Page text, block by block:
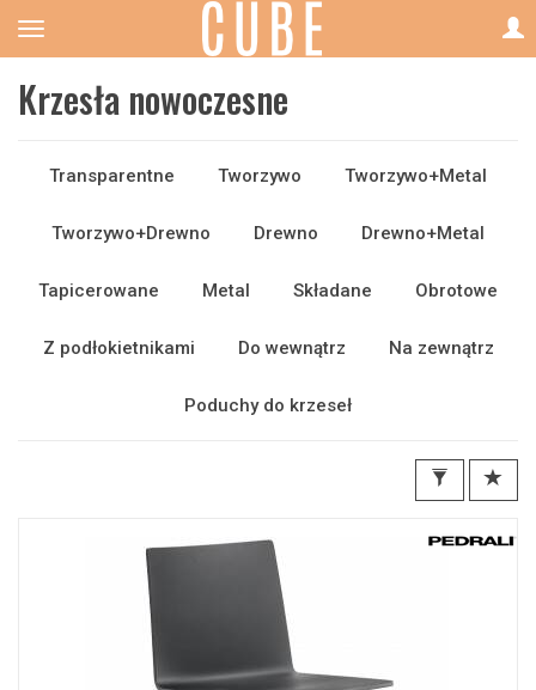
Krzesła nowoczesne
Transparentne Tworzywo Tworzywo+Metal
Tworzywo+Drewno Drewno Drewno+Metal
Tapicerowane Metal Składane Obrotowe
Z podłokietnikami Do wewnątrz Na zewnątrz
Poduchy do krzeseł